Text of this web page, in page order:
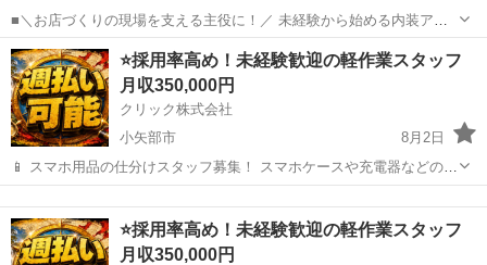
■＼お店づくりの現場を支える主役に！／ 未経験から始める内装アシ
スタント ▼Q&Aで分かる！この仕事のリアル Ｑ. 力仕事や厳しい上下
関係はある？ Ａ. 重いものを運ぶ作業はほぼナシ！ Ｑ. 働きやすさや
休みはしっかり...
富山 富山市 施工管理
⭐採用率高め！未経験歓迎の軽作業スタッフ
月収350,000円
クリック株式会社
小矢部市
8月2日
📱 スマホ用品の仕分けスタッフ募集！ スマホケースや充電器などの仕
分け・検品を行うシンプルなお仕事です♪
━━━━━━━━━━━━━━━━ 📲 ご応募はこちら（24時間受付
中） https://lin.ee/...⭐採用率高め！未経験歓迎の軽作業スタッフ
月収350,000円